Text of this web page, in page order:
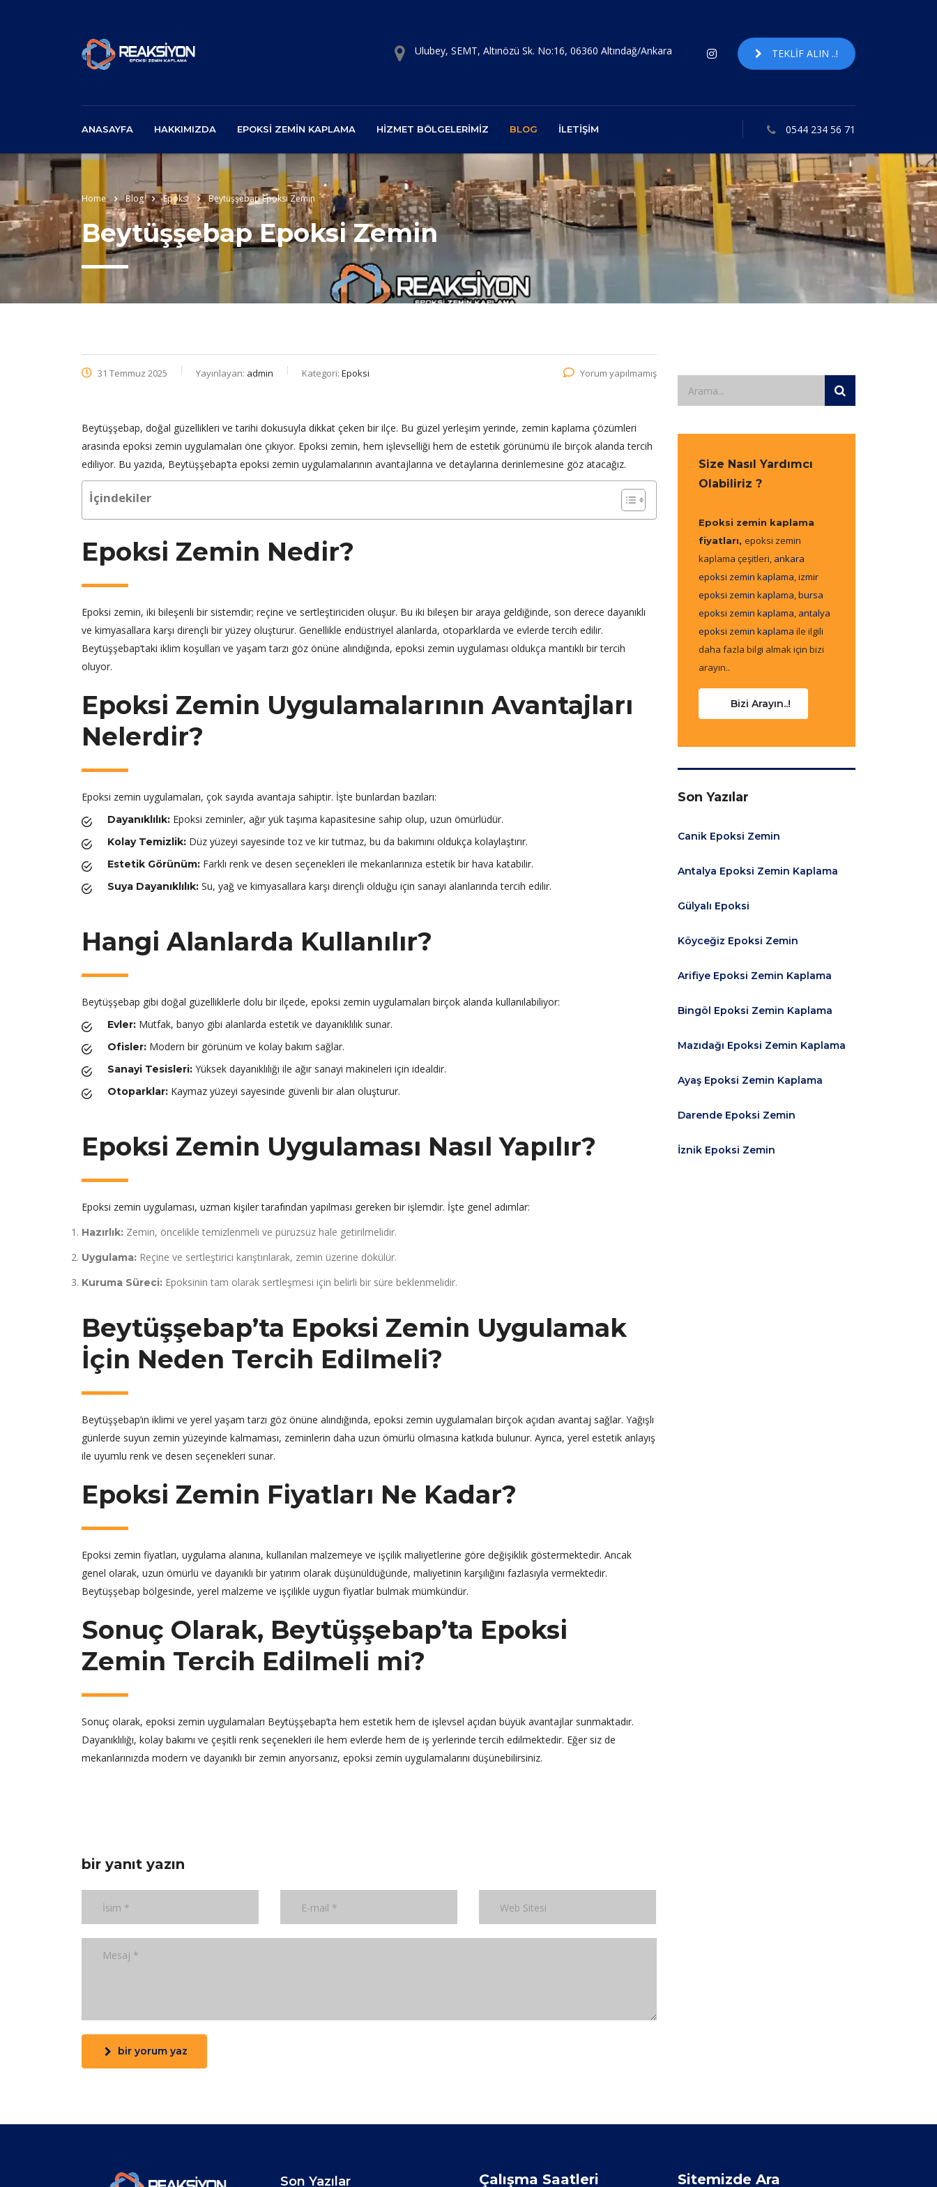
Ulubey, SEMT, Altınözü Sk. No:16, 06360 Altındağ/Ankara TEKLIF ALIN ..!
ANASAYFA HAKKIMIZDA EPOKSI ZEMIN KAPLAMA HIZMET BÖLGELERIMIZ BLOG İLETIŞIM 0544 234 56 71
Home Blog Epoksi Beytüşşebap Epoksi Zemin
Beytüşşebap Epoksi Zemin
31 Temmuz 2025 Yayınlayan: admin Kategori: Epoksi Yorum yapılmamış
Beytüşşebap, doğal güzellikleri ve tarihi dokusuyla dikkat çeken bir ilçe. Bu güzel yerleşim yerinde, zemin kaplama çözümleri
arasında epoksi zemin uygulamaları öne çıkıyor. Epoksi zemin, hem işlevselliği hem de estetik görünümü ile birçok alanda tercih
ediliyor. Bu yazıda, Beytüşşebap’ta epoksi zemin uygulamalarının avantajlarına ve detaylarına derinlemesine göz atacağız.
İçindekiler
Epoksi Zemin Nedir?
Epoksi zemin, iki bileşenli bir sistemdir; reçine ve sertleştiriciden oluşur. Bu iki bileşen bir araya geldiğinde, son derece dayanıklı
ve kimyasallara karşı dirençli bir yüzey oluşturur. Genellikle endüstriyel alanlarda, otoparklarda ve evlerde tercih edilir.
Beytüşşebap’taki iklim koşulları ve yaşam tarzı göz önüne alındığında, epoksi zemin uygulaması oldukça mantıklı bir tercih
oluyor.
Epoksi Zemin Uygulamalarının Avantajları
Nelerdir?
Epoksi zemin uygulamaları, çok sayıda avantaja sahiptir. İşte bunlardan bazıları:
Dayanıklılık: Epoksi zeminler, ağır yük taşıma kapasitesine sahip olup, uzun ömürlüdür.
Kolay Temizlik: Düz yüzeyi sayesinde toz ve kir tutmaz, bu da bakımını oldukça kolaylaştırır.
Estetik Görünüm: Farklı renk ve desen seçenekleri ile mekanlarınıza estetik bir hava katabilir.
Suya Dayanıklılık: Su, yağ ve kimyasallara karşı dirençli olduğu için sanayi alanlarında tercih edilir.
Hangi Alanlarda Kullanılır?
Beytüşşebap gibi doğal güzelliklerle dolu bir ilçede, epoksi zemin uygulamaları birçok alanda kullanılabiliyor:
Evler: Mutfak, banyo gibi alanlarda estetik ve dayanıklılık sunar.
Ofisler: Modern bir görünüm ve kolay bakım sağlar.
Sanayi Tesisleri: Yüksek dayanıklılığı ile ağır sanayi makineleri için idealdir.
Otoparklar: Kaymaz yüzeyi sayesinde güvenli bir alan oluşturur.
Epoksi Zemin Uygulaması Nasıl Yapılır?
Epoksi zemin uygulaması, uzman kişiler tarafından yapılması gereken bir işlemdir. İşte genel adımlar:
Hazırlık: Zemin, öncelikle temizlenmeli ve pürüzsüz hale getirilmelidir.
Uygulama: Reçine ve sertleştirici karıştırılarak, zemin üzerine dökülür.
Kuruma Süreci: Epoksinin tam olarak sertleşmesi için belirli bir süre beklenmelidir.
Beytüşşebap’ta Epoksi Zemin Uygulamak
İçin Neden Tercih Edilmeli?
Beytüşşebap’ın iklimi ve yerel yaşam tarzı göz önüne alındığında, epoksi zemin uygulamaları birçok açıdan avantaj sağlar. Yağışlı
günlerde suyun zemin yüzeyinde kalmaması, zeminlerin daha uzun ömürlü olmasına katkıda bulunur. Ayrıca, yerel estetik anlayış
ile uyumlu renk ve desen seçenekleri sunar.
Epoksi Zemin Fiyatları Ne Kadar?
Epoksi zemin fiyatları, uygulama alanına, kullanılan malzemeye ve işçilik maliyetlerine göre değişiklik göstermektedir. Ancak
genel olarak, uzun ömürlü ve dayanıklı bir yatırım olarak düşünüldüğünde, maliyetinin karşılığını fazlasıyla vermektedir.
Beytüşşebap bölgesinde, yerel malzeme ve işçilikle uygun fiyatlar bulmak mümkündür.
Sonuç Olarak, Beytüşşebap’ta Epoksi
Zemin Tercih Edilmeli mi?
Sonuç olarak, epoksi zemin uygulamaları Beytüşşebap’ta hem estetik hem de işlevsel açıdan büyük avantajlar sunmaktadır.
Dayanıklılığı, kolay bakımı ve çeşitli renk seçenekleri ile hem evlerde hem de iş yerlerinde tercih edilmektedir. Eğer siz de
mekanlarınızda modern ve dayanıklı bir zemin arıyorsanız, epoksi zemin uygulamalarını düşünebilirsiniz.
bir yanıt yazın
bir yorum yaz
Size Nasıl Yardımcı
Olabiliriz ?
Epoksi zemin kaplama
fiyatları, epoksi zemin
kaplama çeşitleri, ankara
epoksi zemin kaplama,izmir
epoksi zemin kaplama,bursa
epoksi zemin kaplama, antalya
epoksi zemin kaplama ile ilgili
daha fazla bilgi almak için bizi
arayın..
Bizi Arayın..!
Son Yazılar
Canik Epoksi Zemin
Antalya Epoksi Zemin Kaplama
Gülyalı Epoksi
Köyceğiz Epoksi Zemin
Arifiye Epoksi Zemin Kaplama
Bingöl Epoksi Zemin Kaplama
Mazıdağı Epoksi Zemin Kaplama
Ayaş Epoksi Zemin Kaplama
Darende Epoksi Zemin
İznik Epoksi Zemin
Son Yazılar Çalışma Saatleri Sitemizde Ara